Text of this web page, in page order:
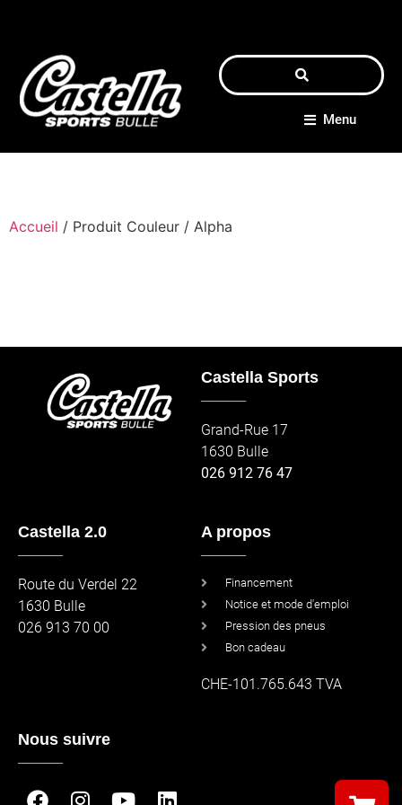
Menu
Accueil / Produit Couleur / Alpha
Castella Sports
Grand-Rue 17
1630 Bulle
026 912 76 47
Castella 2.0
Route du Verdel 22
1630 Bulle
026 913 70 00
A propos
Financement
Notice et mode d'emploi
Pression des pneus
Bon cadeau
CHE-101.765.643 TVA
Nous suivre